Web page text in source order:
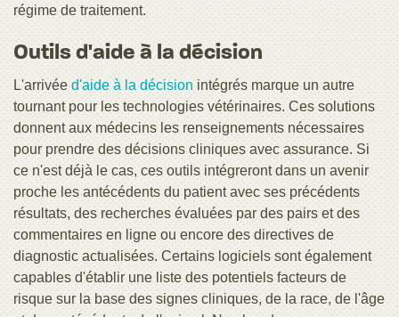
régime de traitement.
Outils d'aide à la décision
L'arrivée d'aide à la décision intégrés marque un autre
tournant pour les technologies vétérinaires. Ces solutions
donnent aux médecins les renseignements nécessaires
pour prendre des décisions cliniques avec assurance. Si
ce n'est déjà le cas, ces outils intégreront dans un avenir
proche les antécédents du patient avec ses précédents
résultats, des recherches évaluées par des pairs et des
commentaires en ligne ou encore des directives de
diagnostic actualisées. Certains logiciels sont également
capables d'établir une liste des potentiels facteurs de
risque sur la base des signes cliniques, de la race, de l'âge